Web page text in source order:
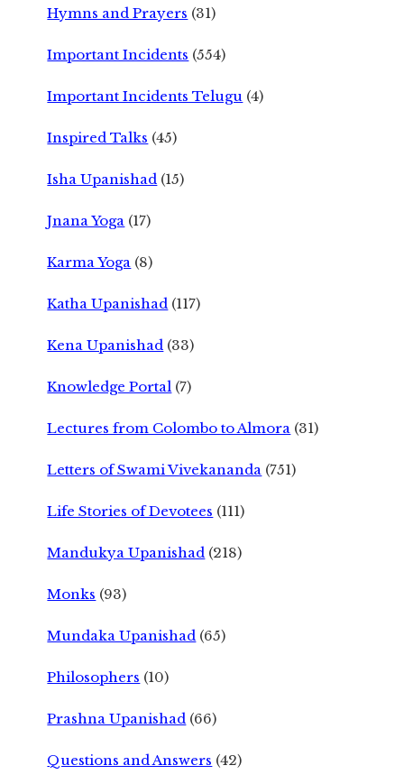
Hymns and Prayers (31)
Important Incidents (554)
Important Incidents Telugu (4)
Inspired Talks (45)
Isha Upanishad (15)
Jnana Yoga (17)
Karma Yoga (8)
Katha Upanishad (117)
Kena Upanishad (33)
Knowledge Portal (7)
Lectures from Colombo to Almora (31)
Letters of Swami Vivekananda (751)
Life Stories of Devotees (111)
Mandukya Upanishad (218)
Monks (93)
Mundaka Upanishad (65)
Philosophers (10)
Prashna Upanishad (66)
Questions and Answers (42)